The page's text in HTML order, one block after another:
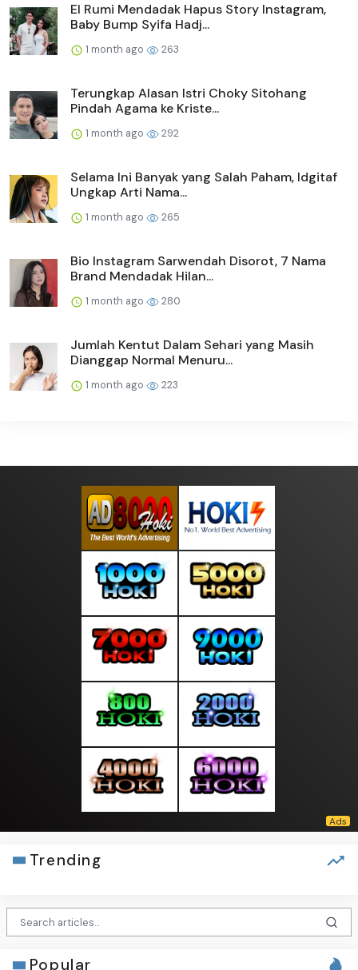
El Rumi Mendadak Hapus Story Instagram,
Baby Bump Syifa Hadj...
1 month ago 263
Terungkap Alasan Istri Choky Sitohang
Pindah Agama ke Kriste...
1 month ago 292
Selama Ini Banyak yang Salah Paham, Idgitaf
Ungkap Arti Nama...
1 month ago 265
Bio Instagram Sarwendah Disorot, 7 Nama
Brand Mendadak Hilan...
1 month ago 280
Jumlah Kentut Dalam Sehari yang Masih
Dianggap Normal Menuru...
1 month ago 223
Trending
Popular